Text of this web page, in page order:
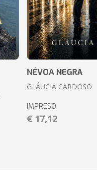
NÉVOA NEGRA
GLÁUCIA CARDOSO
IMPRESO
€ 17,12